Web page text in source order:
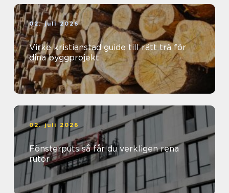
02. juli 2026
Virke kristianstad guide till rätt trä för
dina byggprojekt
02. juli 2026
Fönsterputs så får du verkligen rena
rutor